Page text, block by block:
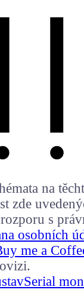
na
zde
s
osobních
me a
Serial